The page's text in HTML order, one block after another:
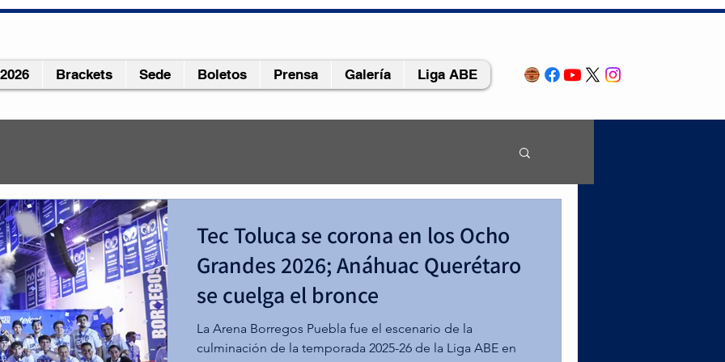
Brackets Sede Boletos Prensa Galería Liga ABE
GANA CAMPEONATO
"OCHO GRANDES" 2018
Universidad, derrotó a Borregas del Tec de Monterrey y se coronó en
de Liga ABE por primera vez en su historia.
Tec Toluca se corona en los Ocho
Grandes 2026; Anáhuac Querétaro
se cuelga el bronce
La Arena Borregos Puebla fue el escenario de la
culminación de la temporada 2025-26 de la Liga ABE en